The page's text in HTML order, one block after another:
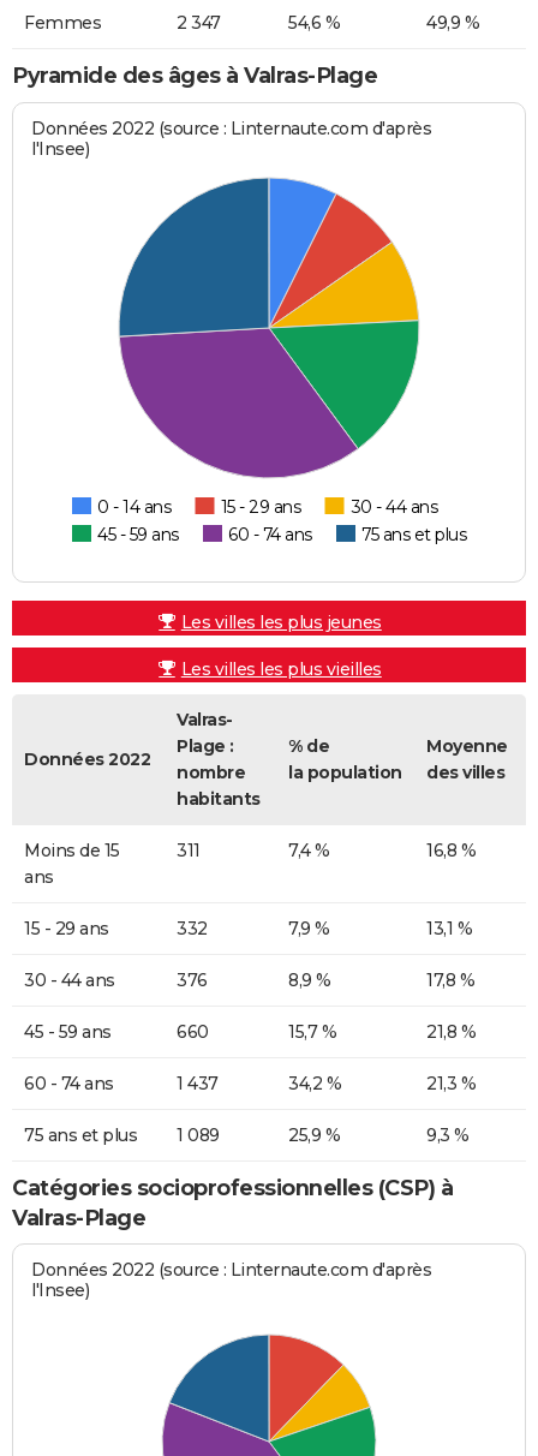
Femmes 2 347 54,6 % 49,9 %
Pyramide des âges à Valras-Plage
Données 2022 (source : Linternaute.com d'après
l'Insee)
0 - 14 ans 15 - 29 ans
30 - 44 ans
45 - 59 ans
60 - 74 ans 75 ans et plus
Les villes les plus jeunes
Les villes les plus vieilles
Données 2022
Valras-
Plage :
nombre
habitants
% de
la population
Moyenne
des villes
Moins de 15
ans
311 7,4 % 16,8 %
15 - 29 ans 332 7,9 % 13,1 %
30 - 44 ans 376 8,9 % 17,8 %
45 - 59 ans 660 15,7 % 21,8 %
60 - 74 ans 1 437 34,2 % 21,3 %
75 ans et plus 1 089 25,9 % 9,3 %
Catégories socioprofessionnelles (CSP) à
Valras-Plage
Données 2022 (source : Linternaute.com d'après
l'Insee)